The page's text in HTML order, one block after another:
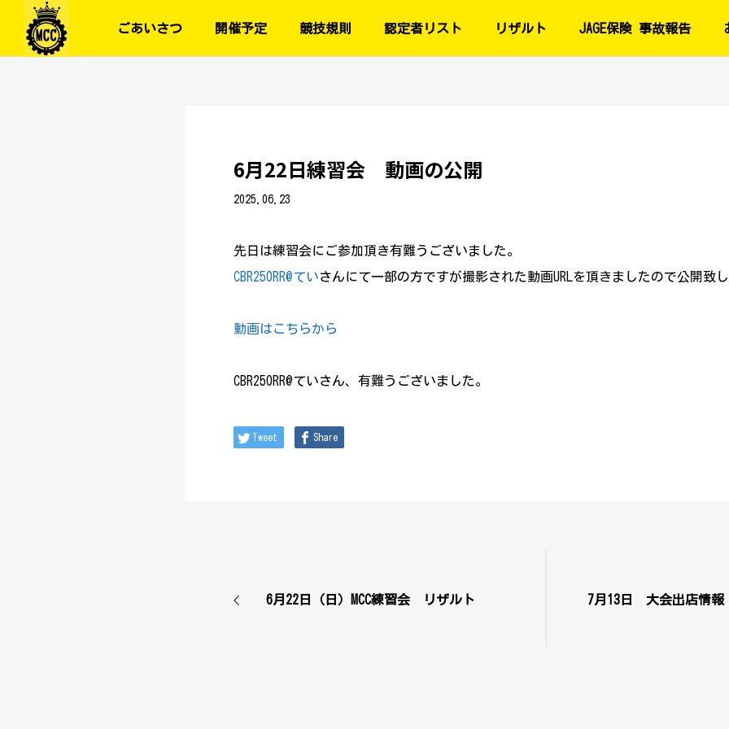
ごあいさつ 開催予定 競技規則 認定者リスト リザルト JAGE保険 事故報告
6月22日練習会 動画の公開
2025.06.23
先日は練習会にご参加頂き有難うございました。
CBR250RR@ていさんにて一部の方ですが撮影された動画URLを頂きましたので公開致
動画はこちらから
CBR250RR@ていさん、有難うございました。
Tweet Share
6月22日（日）MCC練習会 リザルト 7月13日 大会出店情報